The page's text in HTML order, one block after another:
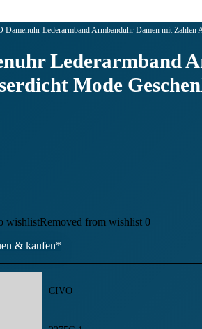
Damenuhr Lederarmband Armbanduhr Damen mit
Lederarmband
Mode
wishlistRemoved from wishlist 0
& kaufen*
CIVO